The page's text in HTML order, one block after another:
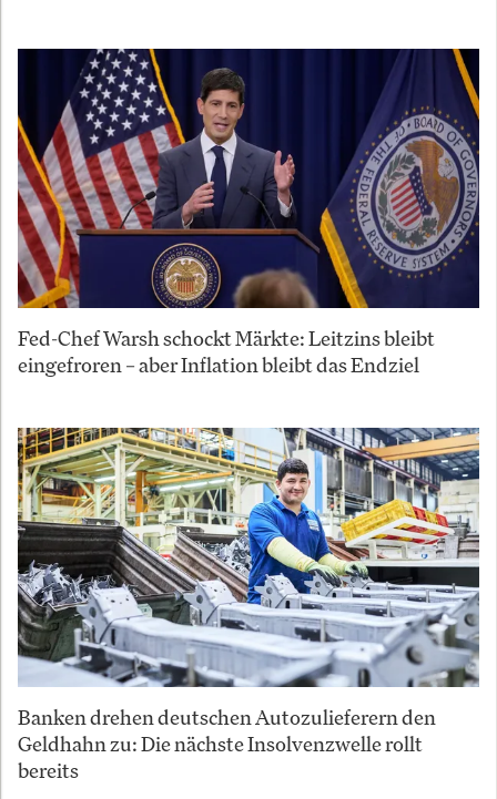
Fed-Chef Warsh schockt Märkte: Leitzins bleibt
eingefroren – aber Inflation bleibt das Endziel
Banken drehen deutschen Autozulieferern den
Geldhahn zu: Die nächste Insolvenzwelle rollt
bereits